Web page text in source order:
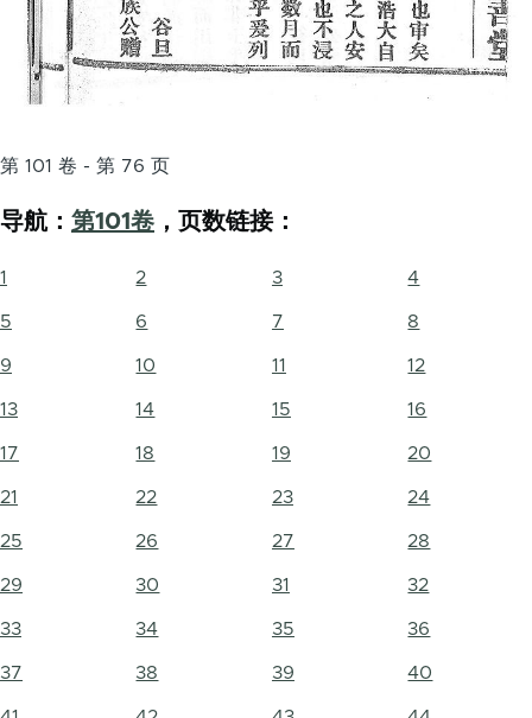
第 101 卷 - 第 76 页
导航： 第101卷 ，页数链接：
1 2 3 4
5 6 7 8
9 10 11 12
13 14 15 16
17 18 19 20
21 22 23 24
25 26 27 28
29 30 31 32
33 34 35 36
37 38 39 40